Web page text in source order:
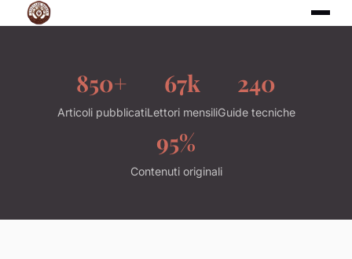
850+
Articoli pubblicati
67k
Lettori mensili
240
Guide tecniche
95%
Contenuti originali